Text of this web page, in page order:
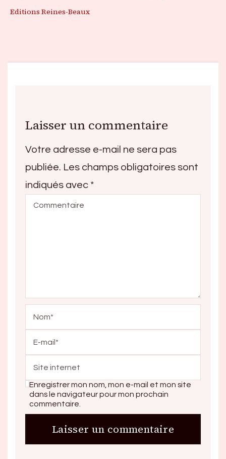
Editions Reines-Beaux
Laisser un commentaire
Votre adresse e-mail ne sera pas
publiée. Les champs obligatoires sont
indiqués avec *
Enregistrer mon nom, mon e-mail et mon site
dans le navigateur pour mon prochain
commentaire.